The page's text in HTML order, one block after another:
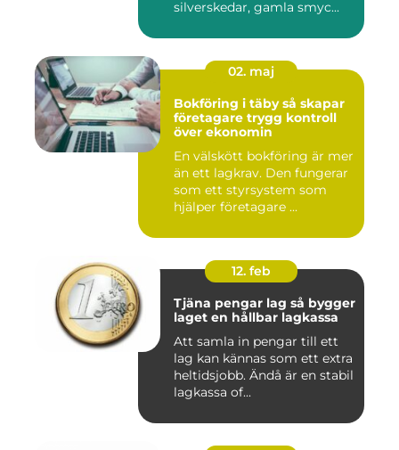
silverskedar, gamla smyc...
02. maj
Bokföring i täby så skapar
företagare trygg kontroll
över ekonomin
En välskött bokföring är mer
än ett lagkrav. Den fungerar
som ett styrsystem som
hjälper företagare ...
12. feb
Tjäna pengar lag så bygger
laget en hållbar lagkassa
Att samla in pengar till ett
lag kan kännas som ett extra
heltidsjobb. Ändå är en stabil
lagkassa of...